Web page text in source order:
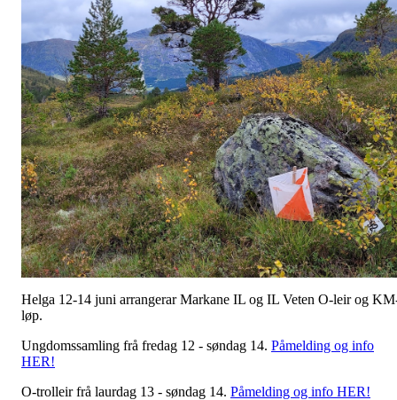
Helga 12-14 juni arrangerar Markane IL og IL Veten O-leir og
løp.
Ungdomssamling frå fredag 12 - søndag 14. Påmelding og info
HER!
O-trolleir frå laurdag 13 - søndag 14. Påmelding og info HER!